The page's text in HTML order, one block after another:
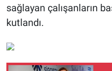
sağlayan çalışanların
kutlandı.